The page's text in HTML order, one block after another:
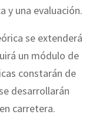
y una evaluación.
se extenderá
un módulo de
constarán de
desarrollarán
carretera.